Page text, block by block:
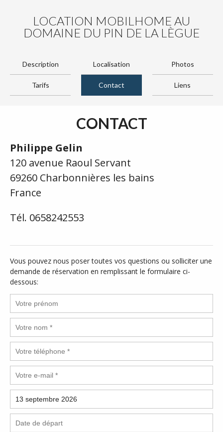
LOCATION MOBILHOME AU
DOMAINE DU PIN DE LA LÈGUE
Description Localisation Photos
Tarifs Contact Liens
CONTACT
Philippe Gelin
120 avenue Raoul Servant
69260 Charbonnières les bains
France
Tél. 0658242553
Vous pouvez nous poser toutes vos questions ou solliciter une
demande de réservation en remplissant le formulaire ci-
dessous: